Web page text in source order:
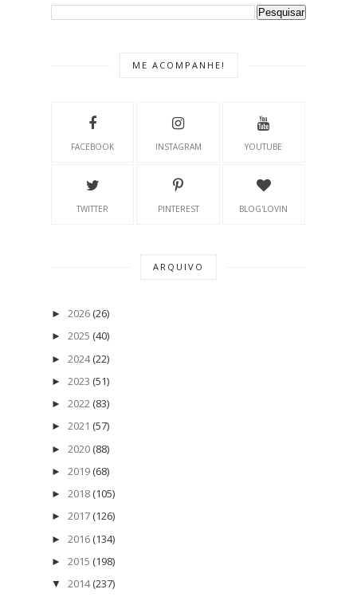
ME ACOMPANHE!
FACEBOOK INSTAGRAM YOUTUBE
TWITTER PINTEREST BLOG'LOVIN
ARQUIVO
► 2026 (26)
► 2025 (40)
► 2024 (22)
► 2023 (51)
► 2022 (83)
► 2021 (57)
► 2020 (88)
► 2019 (68)
► 2018 (105)
► 2017 (126)
► 2016 (134)
► 2015 (198)
▼ 2014 (237)